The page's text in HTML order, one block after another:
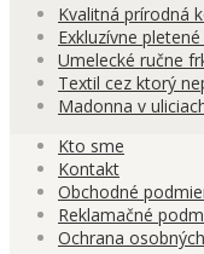
Kvalitná prírodná
Exkluzívne
Umelecké ručne
Textil cez ktorý
Madonna v
Kto sme
Kontakt
Obchodné
Reklamačné
Ochrana